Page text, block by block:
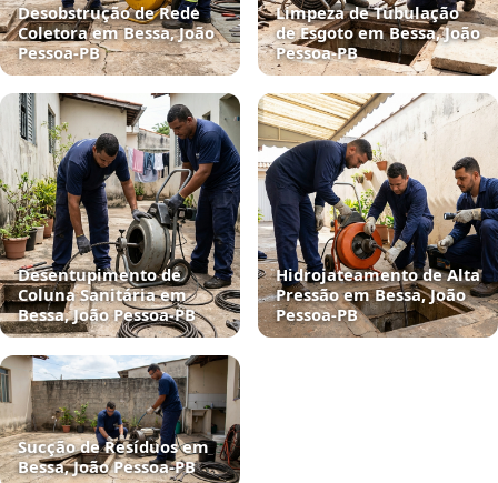
Desobstrução de Rede
Coletora em Bessa, João
Pessoa‑PB
Limpeza de Tubulação
de Esgoto em Bessa, João
Pessoa‑PB
Desentupimento de
Coluna Sanitária em
Bessa, João Pessoa‑PB
Hidrojateamento de Alta
Pressão em Bessa, João
Pessoa‑PB
Sucção de Resíduos em
Bessa, João Pessoa‑PB